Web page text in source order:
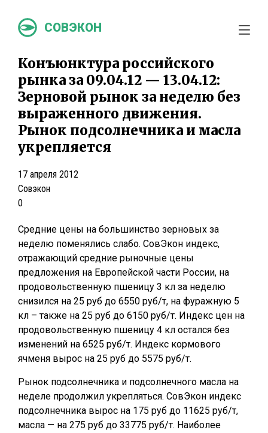
СОВЭКОН
Конъюнктура российского
рынка за 09.04.12 — 13.04.12:
Зерновой рынок за неделю без
выраженного движения.
Рынок подсолнечника и масла
укрепляется
17 апреля 2012
Совэкон
0
Средние цены на большинство зерновых за
неделю поменялись слабо. СовЭкон индекс,
отражающий средние рыночные цены
предложения на Европейской части России, на
продовольственную пшеницу 3 кл за неделю
снизился на 25 руб до 6550 руб/т, на фуражную 5
кл – также на 25 руб до 6150 руб/т. Индекс цен на
продовольственную пшеницу 4 кл остался без
изменений на 6525 руб/т. Индекс кормового
ячменя вырос на 25 руб до 5575 руб/т.
Рынок подсолнечника и подсолнечного масла на
неделе продолжил укрепляться. СовЭкон индекс
подсолнечника вырос на 175 руб до 11625 руб/т,
масла — на 275 руб до 33775 руб/т. Наиболее